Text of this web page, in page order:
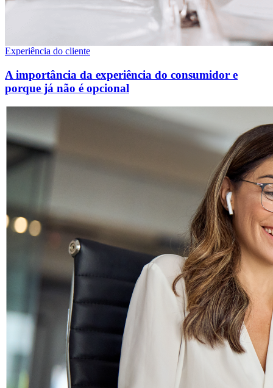
Experiência do cliente
A importância da experiência do consumidor e
porque já não é opcional